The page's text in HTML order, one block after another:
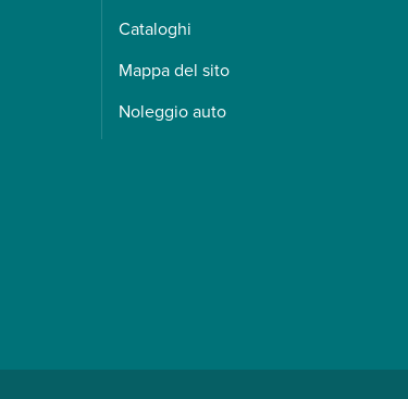
Cataloghi
Mappa del sito
Noleggio auto